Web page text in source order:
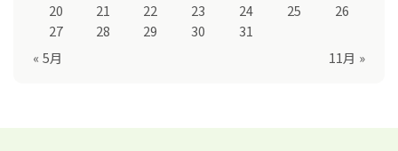
« 5月 11月 »
20
21 22 23 24 25
26
27
28 29 30 31